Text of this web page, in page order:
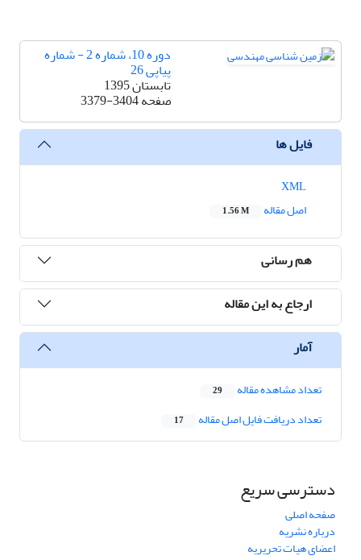
دوره 10، شماره 2 - شماره
پیاپی 26
تابستان 1395
صفحه3379-3404
فایل ها
اصل مقاله
1.56 M
هم رسانی
ارجاع به این مقاله
آمار
تعداد مشاهده مقاله 29
تعداد دریافت فایل اصل مقاله 17
دسترسی سریع
صفحه اصلی
درباره نشریه
اعضای هیات تحریریه